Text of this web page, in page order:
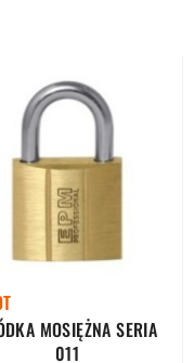
MOSIĘŻNA SERIA
011